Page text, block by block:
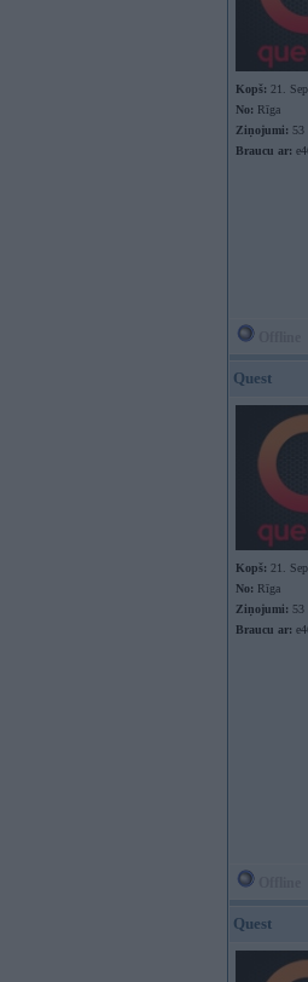
Kopš: 21.
No: Rīga
Ziņojumi: 53
Braucu ar:
Quest
Kopš: 21.
No: Rīga
Ziņojumi: 53
Braucu ar:
Quest